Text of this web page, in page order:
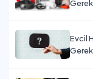
Evcil